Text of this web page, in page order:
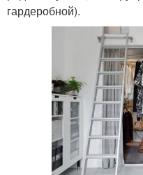
гардеробной).